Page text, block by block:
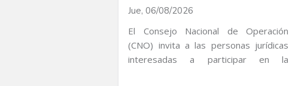
Jue, 06/08/2026
El Consejo Nacional de Operación
(CNO) invita a las personas jurídicas
interesadas a participar en la